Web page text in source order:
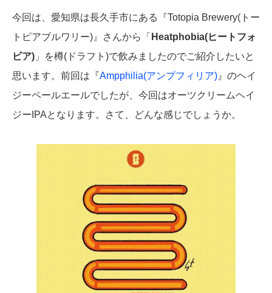
今回は、愛知県は長久手市にある『Totopia Brewery(トー
トピアブルワリー)』さんから「 Heatphobia(ヒートフォ
ビア) 」を樽(ドラフト)で飲みましたのでご紹介したいと
思います。前回は『Ampphilia(アンプフィリア) 』のヘイ
ジーペールエールでしたが、今回はオーツクリームヘイ
ジーIPAとなります。さて、どんな感じでしょうか。